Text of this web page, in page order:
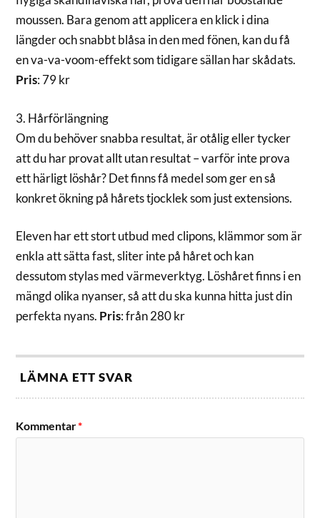
moussen. Bara genom att applicera en klick i dina
längder och snabbt blåsa in den med fönen, kan du få
en va-va-voom-effekt som tidigare sällan har skådats.
Pris: 79 kr
3. Hårförlängning
Om du behöver snabba resultat, är otålig eller tycker
att du har provat allt utan resultat – varför inte prova
ett härligt löshår? Det finns få medel som ger en så
konkret ökning på hårets tjocklek som just extensions.
Eleven har ett stort utbud med clipons, klämmor som är
enkla att sätta fast, sliter inte på håret och kan
dessutom stylas med värmeverktyg. Löshåret finns i en
mängd olika nyanser, så att du ska kunna hitta just din
perfekta nyans. Pris: från 280 kr
LÄMNA ETT SVAR
Kommentar*